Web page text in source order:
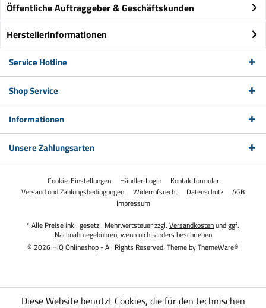
Öffentliche Auftraggeber & Geschäftskunden
Herstellerinformationen
Service Hotline
Shop Service
Informationen
Unsere Zahlungsarten
Cookie-Einstellungen Händler-Login
Kontaktformular
Versand und Zahlungsbedingungen
Widerrufsrecht Datenschutz
AGB
Impressum
* Alle Preise inkl. gesetzl. Mehrwertsteuer zzgl. Versandkostenund ggf.
Nachnahmegebühren, wenn nicht anders beschrieben
© 2026 HiQ Onlineshop - All Rights Reserved. Theme byThemeWare®
Diese Website benutzt Cookies, die für den technischen